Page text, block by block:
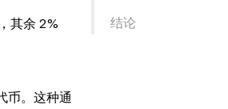
，其余 2%
币。这种通
结论